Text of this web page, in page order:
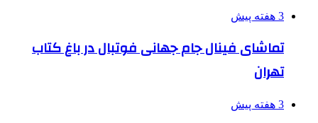
3 هفته پیش
تماشای فینال جام جهانی فوتبال در باغ کتاب
تهران
3 هفته پیش